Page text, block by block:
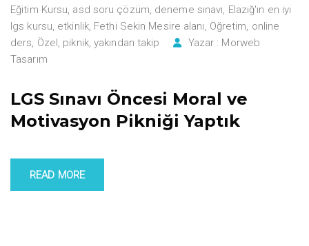
Eğitim Kursu, asd soru çözüm, deneme sınavı, Elazığ'ın en iyi
lgs kursu, etkinlik, Fethi Sekin Mesire alanı, Öğretim, online
ders, Özel, piknik,yakından takip Yazar : Morweb
Tasarım
LGS Sınavı Öncesi Moral ve
Motivasyon Pikniği Yaptık
READ MORE